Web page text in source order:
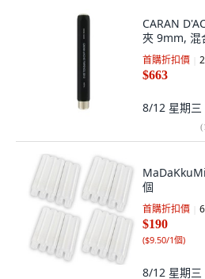
CARAN
夾 9mm, 混
首購折扣價
$663
8/12 星期三
(
個
首購折扣價
$190
($9.50/1個)
8/12 星期三